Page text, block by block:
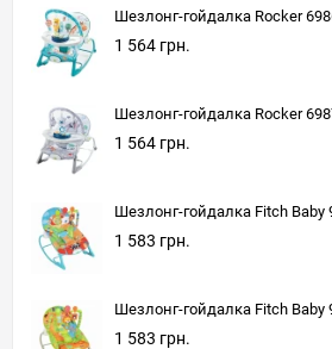
Шезлонг-гойдалка Rocker
1 564 грн.
Шезлонг-гойдалка Rocker
1 564 грн.
Шезлонг-гойдалка Fitch Baby
1 583 грн.
Шезлонг-гойдалка Fitch Baby
1 583 грн.